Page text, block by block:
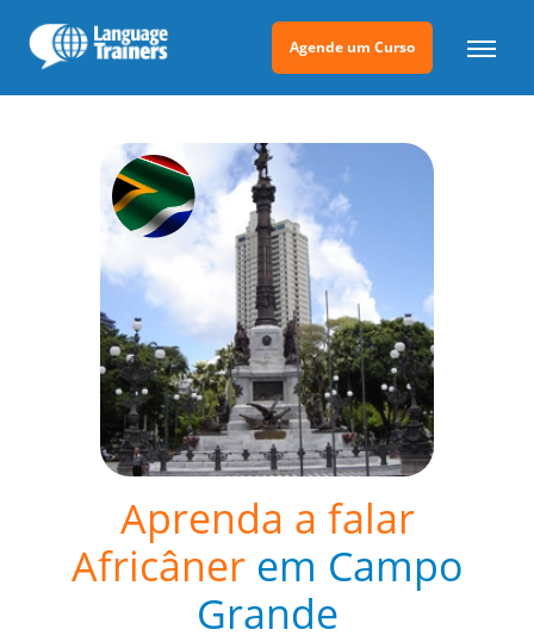
Agende um Curso
Aprenda a falar
Africânerem Campo
Grande